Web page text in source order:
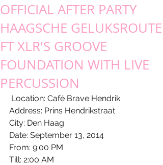
OFFICIAL AFTER PARTY
HAAGSCHE GELUKSROUTE
FT XLR'S GROOVE
FOUNDATION WITH LIVE
PERCUSSION
Location: Café Brave Hendrik
Address: Prins Hendrikstraat
City: Den Haag
Date: September 13, 2014
From: 9:00 PM
Till: 2:00 AM